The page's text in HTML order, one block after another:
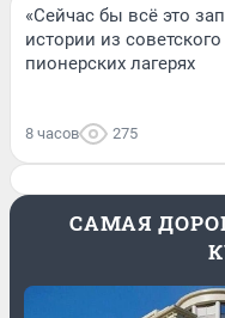
«Сейчас бы всё это
истории из советского
пионерских лагерях
8 часов 275
САМАЯ